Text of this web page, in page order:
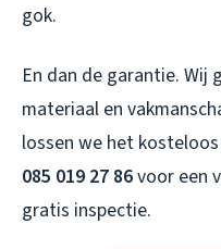
gok.
En dan de garantie. Wij
materiaal en
lossen we het
085 019 27 86voor een
gratis inspectie.